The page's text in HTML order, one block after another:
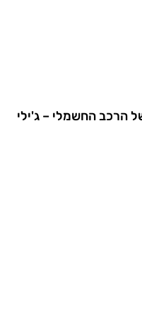
הרכב החשמלי – ג'ילי